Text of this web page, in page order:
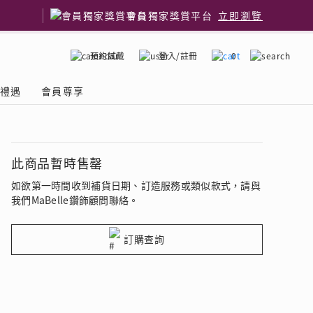
會員獨家獎賞平台 立即瀏覽
預約試戴 登入/註冊 0
了解鑽石4C
石品牌
遇 會員尊享
此商品暫時售罄
如欲第一時間收到補貨日期、訂造服務或類似款式，請與
我們MaBelle鑽飾顧問聯絡。
訂購查詢